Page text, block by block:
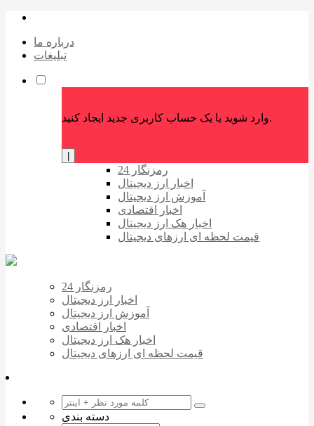
درباره ما
تبلیغات
وارد شوید یا یک حساب کاربری جدید ایجاد کنید.
رمزنگار 24
اخبار ارز دیجیتال
آموزش ارز دیجیتال
اخبار اقتصادی
اخبار هک ارز دیجیتال
قیمت لحظه ای ارزهای دیجیتال
رمزنگار 24
اخبار ارز دیجیتال
آموزش ارز دیجیتال
اخبار اقتصادی
اخبار هک ارز دیجیتال
قیمت لحظه ای ارزهای دیجیتال
دسته بندی